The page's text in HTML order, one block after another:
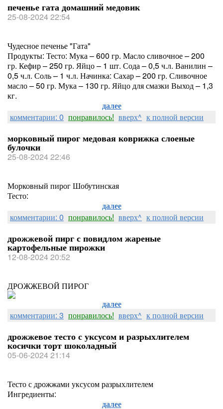
печенье гата домашний медовик
25-08-2024 22:54
Чудесное печенье "Гата"
Продукты: Тесто: Мука – 600 гр. Масло сливочное – 200
гр. Кефир – 250 гр. Яйцо – 1 шт. Сода – 0,5 ч.л. Ванилин –
0,5 ч.л. Соль – 1 ч.л. Начинка: Сахар – 200 гр. Сливочное
масло – 50 гр. Мука – 130 гр. Яйцо для смазки Выход – 1,3
кг.
далее
комментарии: 0 понравилось! вверх^ к полной версии
морковный пирог медовая коврижка слоеные
булочки
25-08-2024 22:46
Морковный пирог Шобутинская
Тесто:
далее
комментарии: 0 понравилось! вверх^ к полной версии
дрожжевой пирг с повидлом жареные
картофельные пирожки
12-08-2024 20:52
ДРОЖЖЕВОЙ ПИРОГ
далее
комментарии: 3 понравилось! вверх^ к полной версии
дрожжевое тесто с уксусом и разрыхлителем
косички торт шоколадный
05-06-2024 21:14
Тесто с дрожжами уксусом разрыхлителем
Ингредиенты:
далее